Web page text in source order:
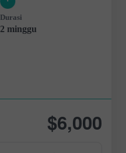
Durasi
2 minggu
$6,000